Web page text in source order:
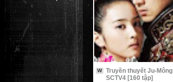
W
Truyền thuyết Ju-Mông
SCTV4 [160 tập]